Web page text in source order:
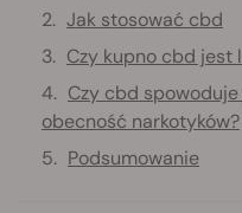
Jak stosować cbd
Czy kupno cbd jest
Czy cbd
obecność narkotyków?
Podsumowanie